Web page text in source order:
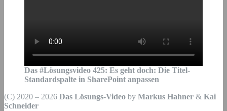
Das #Lösungsvideo 425: Es geht doch: Die Titel-
Standardspalte in SharePoint anpassen
(C) 2020 – 2026 Das Lösungs-Video by Markus Hahner & Kai
Schneider